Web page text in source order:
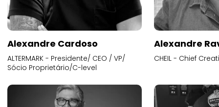
Alexandre Cardoso
ALTERMARK - Presidente/ CEO / VP/
Sócio Proprietário/C-level
Alexandre
CHEIL - Chief